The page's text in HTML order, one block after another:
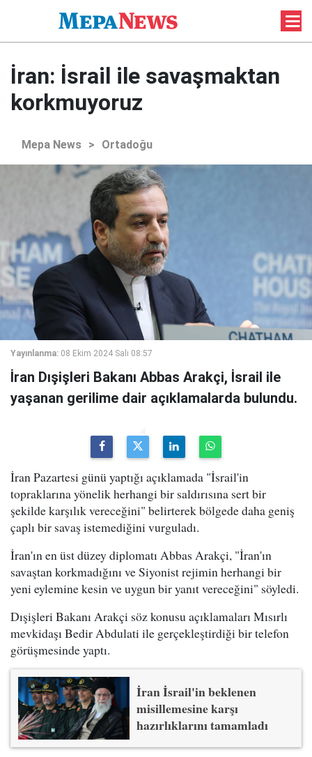
İran: İsrail ile savaşmaktan
korkmuyoruz
Mepa News > Ortadoğu
Yayınlanma: 08 Ekim 2024 Salı 08:57
İran Dışişleri Bakanı Abbas Arakçi, İsrail ile
yaşanan gerilime dair açıklamalarda bulundu.
İran Pazartesi günü yaptığı açıklamada "İsrail'in
topraklarına yönelik herhangi bir saldırısına sert bir
şekilde karşılık vereceğini" belirterek bölgede daha geniş
çaplı bir savaş istemediğini vurguladı.
İran'ın en üst düzey diplomatı Abbas Arakçi, "İran'ın
savaştan korkmadığını ve Siyonist rejimin herhangi bir
yeni eylemine kesin ve uygun bir yanıt vereceğini" söyledi.
Dışişleri Bakanı Arakçi söz konusu açıklamaları Mısırlı
mevkidaşı Bedir Abdulati ile gerçekleştirdiği bir telefon
görüşmesinde yaptı.
İran İsrail'in beklenen
misillemesine karşı
hazırlıklarını tamamladı